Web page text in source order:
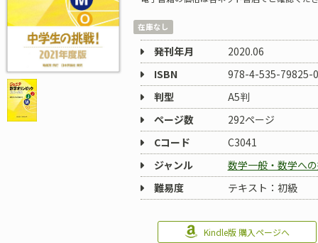
在庫なし
発刊年月
2020.06
ISBN
978-4-535-79825-0
判型
A5判
ページ数
292ページ
Cコード
C3041
ジャンル
数学一般・数学へ
難易度
テキスト：初級
Kindle版 購入ページへ